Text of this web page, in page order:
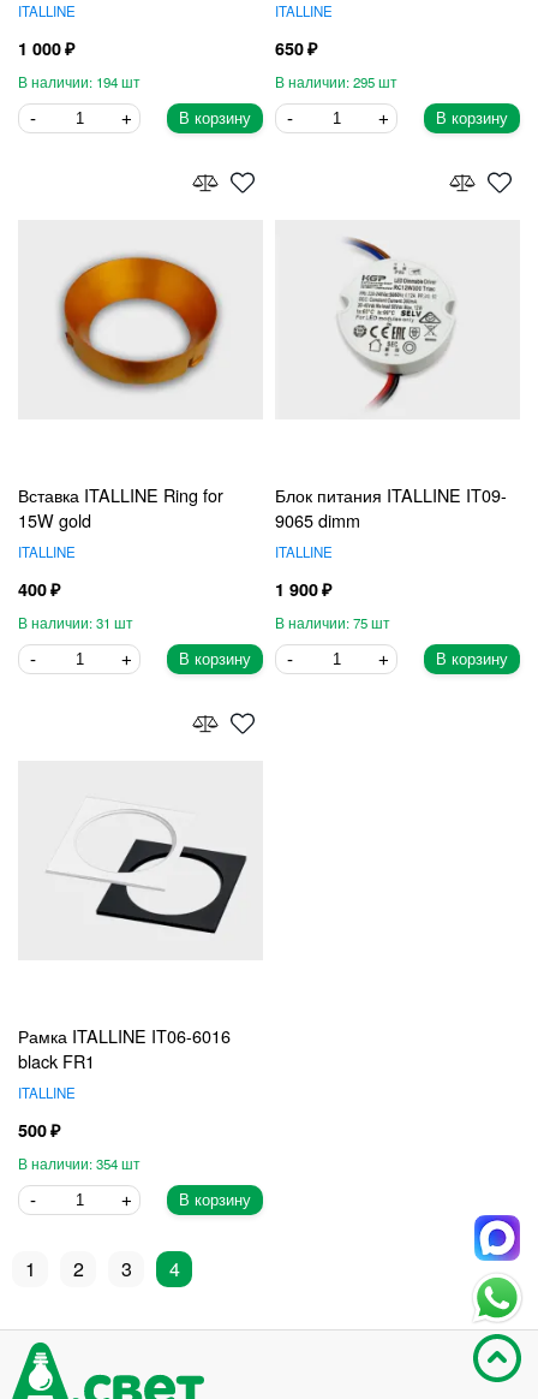
ITALLINE
1 000
194
В корзину
ITALLINE
650
295
В корзину
Вставка ITALLINE Ring for
15W gold
ITALLINE
400
31
В корзину
Блок питания ITALLINE IT09-
9065 dimm
ITALLINE
1 900
75
В корзину
Рамка ITALLINE IT06-6016
black FR1
ITALLINE
500
354
В корзину
1 2 3 4